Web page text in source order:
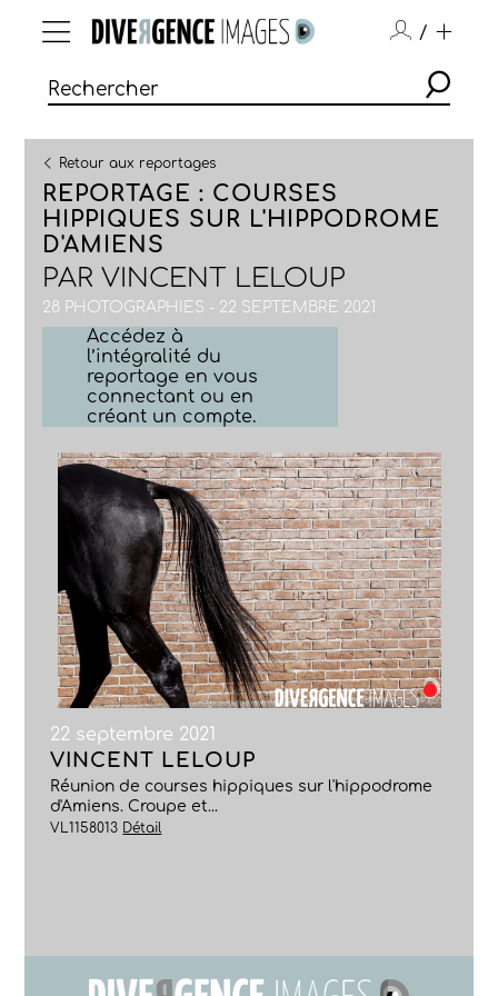
/
Retour aux reportages
REPORTAGE : COURSES
HIPPIQUES SUR L'HIPPODROME
D'AMIENS
PARVINCENT LELOUP
28 PHOTOGRAPHIES - 22 SEPTEMBRE 2021
Accédez à
l’intégralité du
reportage en vous
connectant ou en
créant un compte.
22 septembre 2021
VINCENT LELOUP
Réunion de courses hippiques sur l'hippodrome
d'Amiens. Croupe et...
VL1158013 Détail